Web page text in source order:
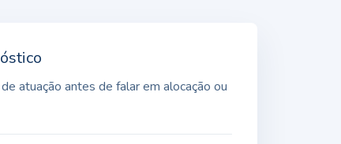
atuação antes de falar em alocação ou